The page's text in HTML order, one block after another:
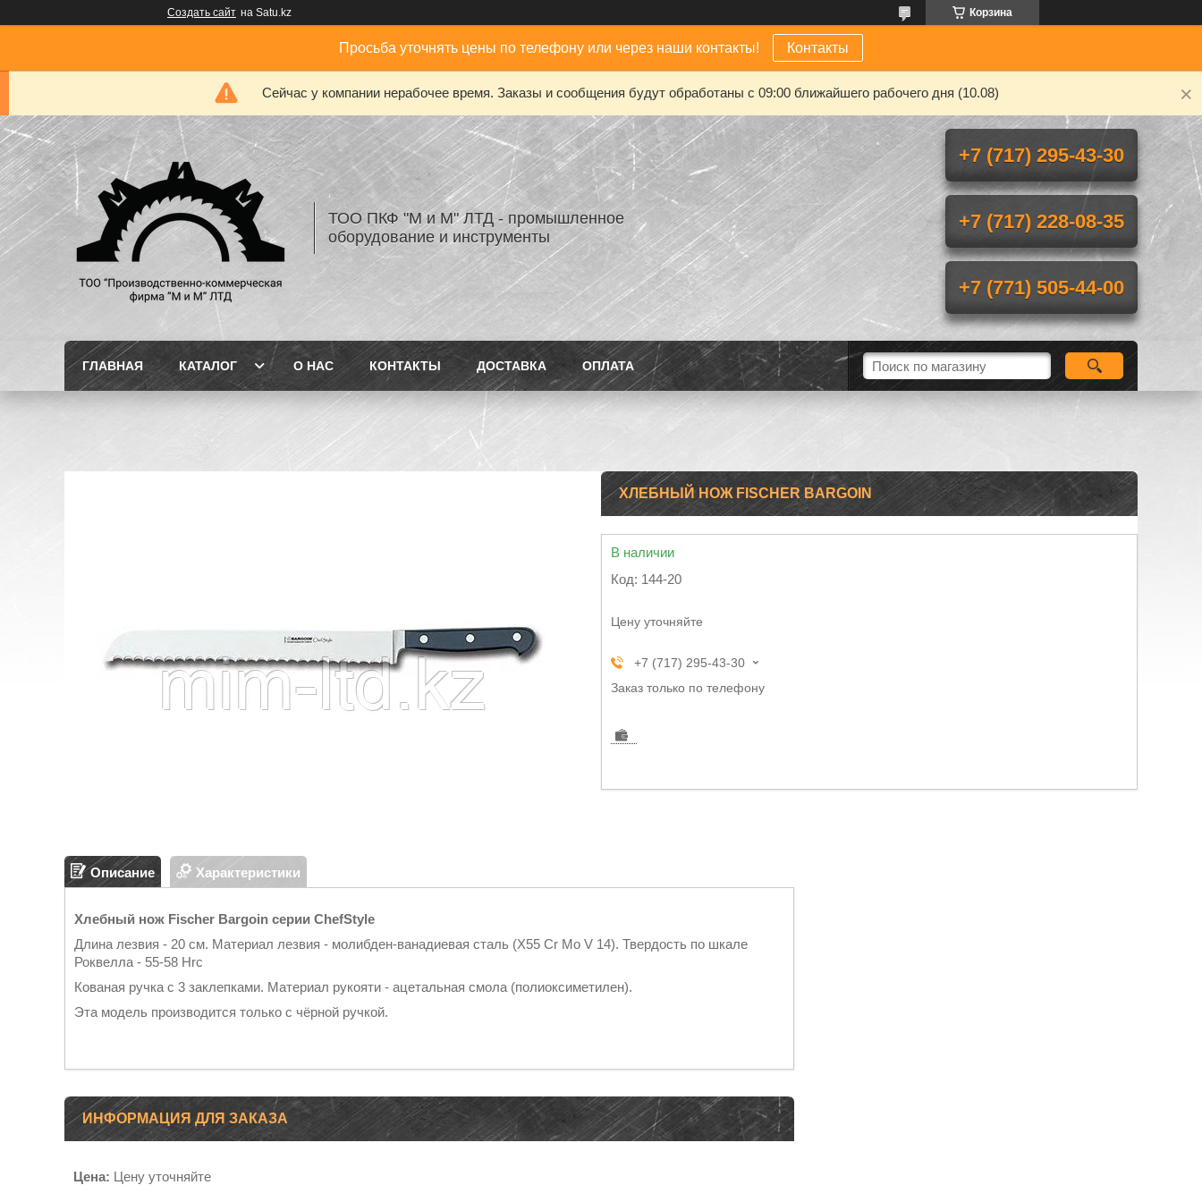
Создать сайт на Satu.kz Корзина
Просьба уточнять цены по телефону или через наши контакты! Контакты
Сейчас у компании нерабочее время. Заказы и сообщения будут обработаны с 09:00 ближайшего рабочего дня (10.08)
ТОО ПКФ "М и М" ЛТД - промышленное
оборудование и инструменты
+7 (717) 295-43-30
+7 (717) 228-08-35
+7 (771) 505-44-00
ГЛАВНАЯ КАТАЛОГ О НАС КОНТАКТЫ ДОСТАВКА ОПЛАТА
ХЛЕБНЫЙ НОЖ FISCHER BARGOIN
В наличии
Код: 144-20
Цену уточняйте
+7 (717) 295-43-30
Заказ только по телефону
Описание Характеристики
Хлебный нож Fischer Bargoin серии ChefStyle
Длина лезвия - 20 см. Материал лезвия - молибден-ванадиевая сталь (X55 Cr Mo V 14). Твердость по шкале
Роквелла - 55-58 Hrc
Кованая ручка с 3 заклепками. Материал рукояти - ацетальная смола (полиоксиметилен).
Эта модель производится только с чёрной ручкой.
ИНФОРМАЦИЯ ДЛЯ ЗАКАЗА
Цена: Цену уточняйте